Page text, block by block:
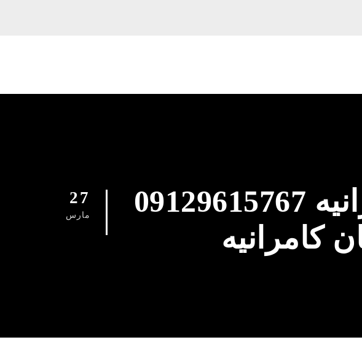
27
مارس
لوله بازکنی نیاوران خیابان کامرانیه 09129615767
کامرانیه